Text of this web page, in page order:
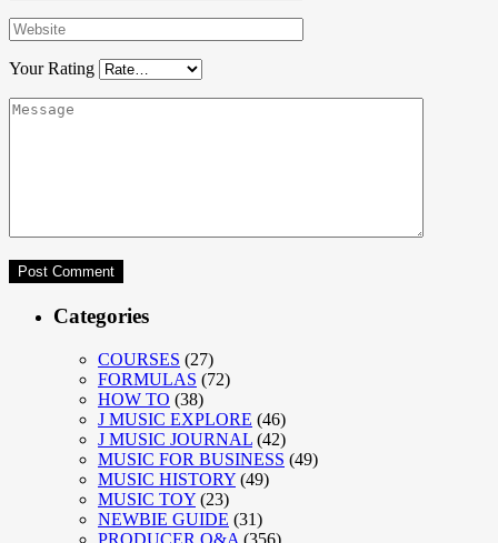
Your Rating
Categories
COURSES (27)
FORMULAS (72)
HOW TO (38)
J MUSIC EXPLORE (46)
J MUSIC JOURNAL (42)
MUSIC FOR BUSINESS (49)
MUSIC HISTORY (49)
MUSIC TOY (23)
NEWBIE GUIDE (31)
PRODUCER Q&A (356)